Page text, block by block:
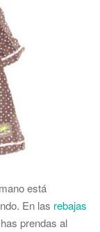
está
En las rebajas
prendas al